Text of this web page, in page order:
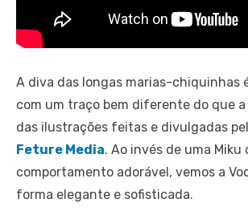
A diva das longas marias-chiquinhas
com um traço bem diferente do que
das ilustrações feitas e divulgadas
Feture Media. Ao invés de uma Miku
comportamento adorável, vemos a
forma elegante e sofisticada.